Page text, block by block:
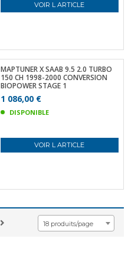
VOIR L ARTICLE
MAPTUNER X SAAB 9.5 2.0 TURBO
150 CH 1998-2000 CONVERSION
BIOPOWER STAGE 1
1 086,00 €
DISPONIBLE
VOIR L ARTICLE
18 produits/page